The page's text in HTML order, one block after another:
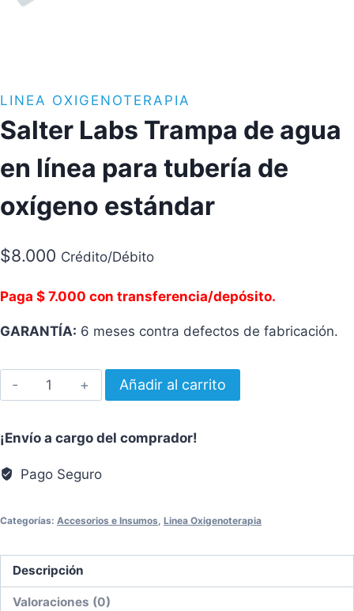
LINEA OXIGENOTERAPIA
Salter Labs Trampa de agua
en línea para tubería de
oxígeno estándar
$8.000 Crédito/Débito
Paga $ 7.000 con transferencia/depósito.
GARANTÍA: 6 meses contra defectos de fabricación.
Salter
Labs
de
en
para
de
oxígeno
Añadir al carrito
¡Envío a cargo del comprador!
Pago Seguro
Categorías: Accesorios e Insumos Linea Oxigenoterapia
Descripción
Valoraciones (0)